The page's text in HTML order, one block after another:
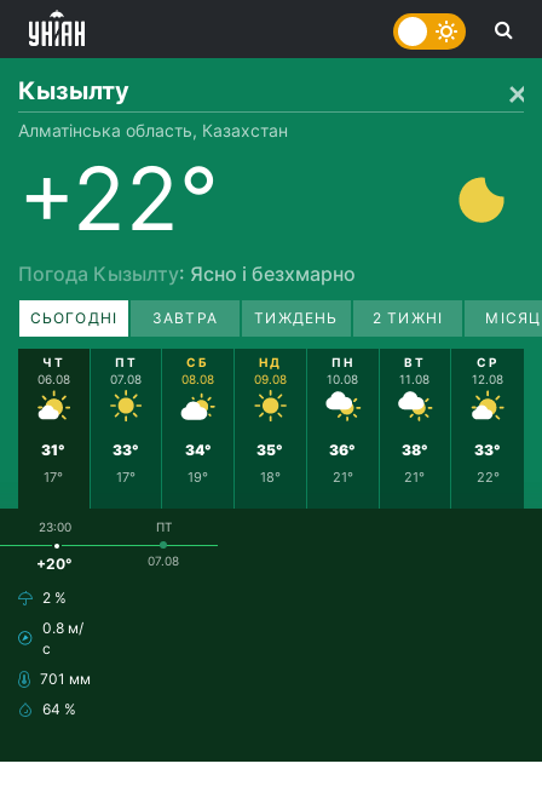
Кызылту
Алматінська область, Казахстан
+22°
Погода Кызылту: Ясно і безхмарно
СЬОГОДНІ ЗАВТРА ТИЖДЕНЬ 2 ТИЖНІ
ЧТ
06.08
31°
17°
ПТ
07.08
33°
17°
СБ
08.08
34°
19°
НД
09.08
35°
18°
ПН
10.08
36°
21°
ВТ
11.08
38°
21°
СР
12.08
33°
22°
23:00
+20°
2 %
0.8 м/
с
701 мм
64 %
ПТ
07.08